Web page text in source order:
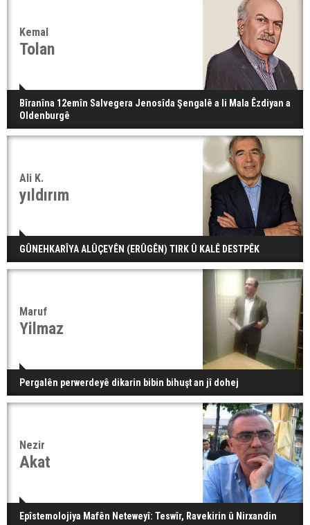
Kemal
Tolan
Bîranîna 12emîn Salvegera Jenosîda Şengalê a li Mala Êzdiyan a
Oldenburgê
Ali K.
yıldırım
GÛNEHKARÎYA ALÛÇEYÊN (ERÛGÊN) TIRK Û KALÊ DESTPÊK
Maruf
Yilmaz
Pergalên perwerdeyê dikarin bibin bihuşt an jî dohej
Nezir
Akat
Epîstemolojiya Mafên Neteweyî: Teswîr, Ravekirin û Nirxandin